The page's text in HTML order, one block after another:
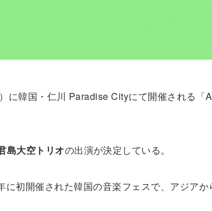
に韓国・仁川 Paradise Cityにて開催される
島大空トリオの出演が決定している。
に初開催された韓国の音楽フェスで、アジア